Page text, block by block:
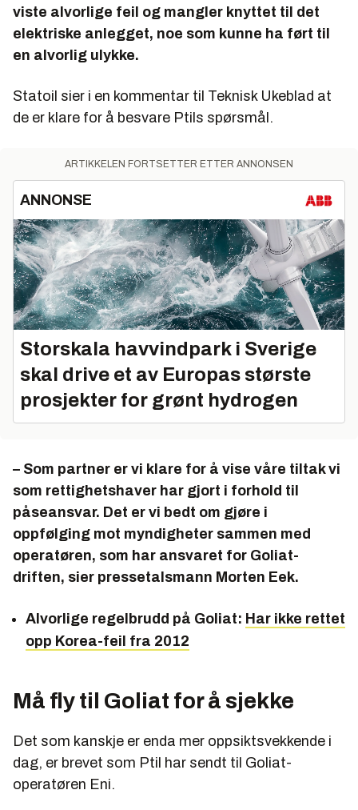
viste alvorlige feil og mangler knyttet til det
elektriske anlegget, noe som kunne ha ført til
en alvorlig ulykke.
Statoil sier i en kommentar til Teknisk Ukeblad at
de er klare for å besvare Ptils spørsmål.
ARTIKKELEN FORTSETTER ETTER ANNONSEN
ANNONSE
Storskala havvindpark i Sverige
skal drive et av Europas største
prosjekter for grønt hydrogen
– Som partner er vi klare for å vise våre tiltak vi
som rettighetshaver har gjort i forhold til
påseansvar. Det er vi bedt om gjøre i
oppfølging mot myndigheter sammen med
operatøren, som har ansvaret for Goliat-
driften, sier pressetalsmann Morten Eek.
Alvorlige regelbrudd på Goliat: Har ikke rettet
opp Korea-feil fra 2012
Må fly til Goliat for å sjekke
Det som kanskje er enda mer oppsiktsvekkende i
dag, er brevet som Ptil har sendt til Goliat-
operatøren Eni.